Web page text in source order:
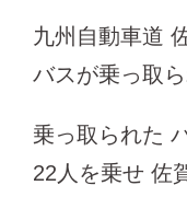
九州自動車道
バスが乗っ取
乗っ取られた
22人を乗せ 佐